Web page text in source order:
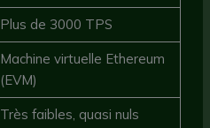
Plus de 3000 TPS
Machine virtuelle Ethereum
(EVM)
Très faibles, quasi nuls